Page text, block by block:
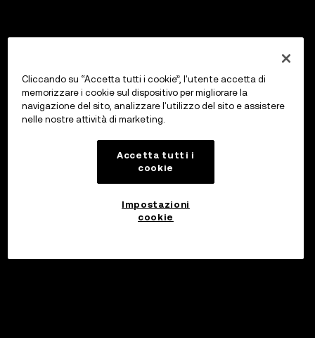
Cliccando su “Accetta tutti i cookie”, l'utente accetta di
memorizzare i cookie sul dispositivo per migliorare la
navigazione del sito, analizzare l'utilizzo del sito e assistere
nelle nostre attività di marketing.
Accetta tutti i
cookie
Impostazioni
cookie